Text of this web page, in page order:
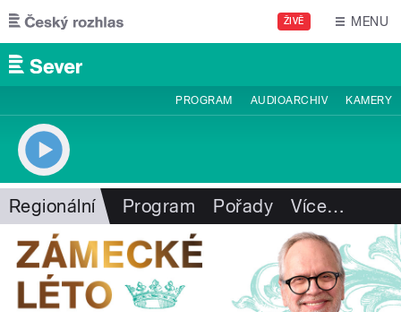
Přejít k hlavnímu obsahu
ŽIVĚ MENU
PROGRAM AUDIOARCHIV KAMERY
Regionální Program Pořady Více…